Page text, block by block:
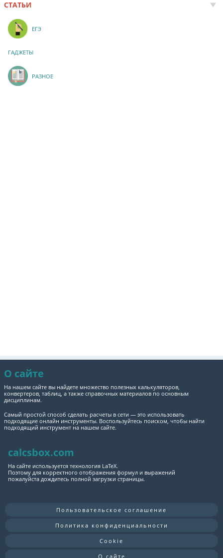
СТАТЬИ
ЕГЭ
ГАДЖЕТЫ
РАЗНОЕ
О сайте
На нашем сайте вы найдете множество полезных калькуляторов,
конвертеров, таблиц, а также справочных материалов по основным
дисциплинам.
Самый простой способ сделать расчеты в сети — это использовать
подходящие онлайн инструменты. Воспользуйтесь поиском, чтобы найти
подходящий инструмент на нашем сайте.
calcsbox.com
На сайте используется технология LaTeX.
Поэтому для корректного отображения формул и выражений
пожалуйста дождитесь полной загрузки страницы.
Пользовательское соглашение
Политика конфиденциальности
Cookie
О сайте